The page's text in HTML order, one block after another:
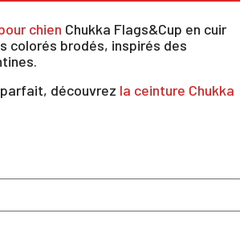
chien Chukka Flags&Cup en cuir
colorés brodés, inspirés des
découvrez la ceinture Chukka
connecté pour enregistrer des